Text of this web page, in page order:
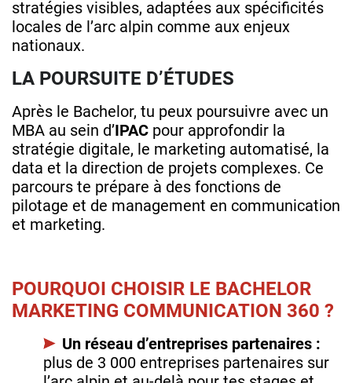
stratégies visibles, adaptées aux spécificités
locales de l’arc alpin comme aux enjeux
nationaux.
LA POURSUITE D’ÉTUDES
Après le Bachelor, tu peux poursuivre avec un
MBA au sein d’IPAC pour approfondir la
stratégie digitale, le marketing automatisé, la
data et la direction de projets complexes. Ce
parcours te prépare à des fonctions de
pilotage et de management en communication
et marketing.
POURQUOI CHOISIR LE BACHELOR
MARKETING COMMUNICATION 360 ?
Un réseau d’entreprises partenaires :
plus de 3 000 entreprises partenaires sur